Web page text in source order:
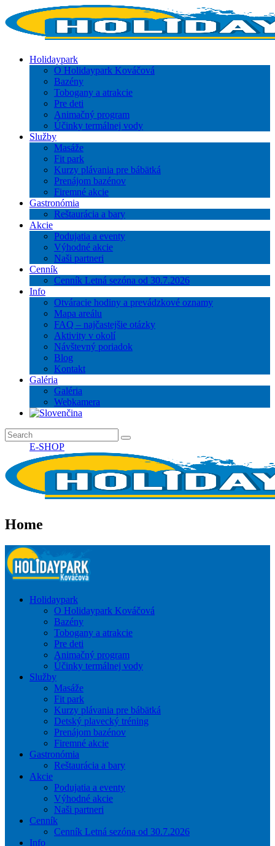
Holidaypark
O Holidaypark Kováčová
Bazény
Tobogany a atrakcie
Pre deti
Animačný program
Účinky termálnej vody
Služby
Masáže
Fit park
Kurzy plávania pre bábätká
Prenájom bazénov
Firemné akcie
Gastronómia
Reštaurácia a bary
Akcie
Podujatia a eventy
Výhodné akcie
Naši partneri
Cenník
Cenník Letná sezóna od 30.7.2026
Info
Otváracie hodiny a prevádzkové oznamy
Mapa areálu
FAQ – najčastejšie otázky
Aktivity v okolí
Návštevný poriadok
Blog
Kontakt
Galéria
Galéria
Webkamera
E-SHOP
Home
Holidaypark
O Holidaypark Kováčová
Bazény
Tobogany a atrakcie
Pre deti
Animačný program
Účinky termálnej vody
Služby
Masáže
Fit park
Kurzy plávania pre bábätká
Detský plavecký tréning
Prenájom bazénov
Firemné akcie
Gastronómia
Reštaurácia a bary
Akcie
Podujatia a eventy
Výhodné akcie
Naši partneri
Cenník
Cenník Letná sezóna od 30.7.2026
Info